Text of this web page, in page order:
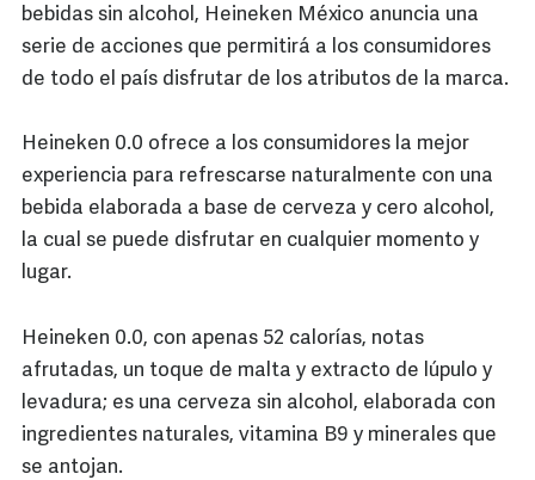
bebidas sin alcohol, Heineken México anuncia una
serie de acciones que permitirá a los consumidores
de todo el país disfrutar de los atributos de la marca.
Heineken 0.0 ofrece a los consumidores la mejor
experiencia para refrescarse naturalmente con una
bebida elaborada a base de cerveza y cero alcohol,
la cual se puede disfrutar en cualquier momento y
lugar.
Heineken 0.0, con apenas 52 calorías, notas
afrutadas, un toque de malta y extracto de lúpulo y
levadura; es una cerveza sin alcohol, elaborada con
ingredientes naturales, vitamina B9 y minerales que
se antojan.